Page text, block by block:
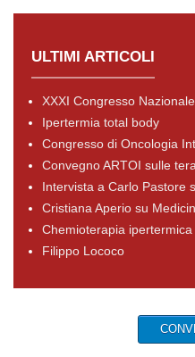
ULTIMI ARTICOLI
XXXI Congresso
Ipertermia total body
Congresso di Oncologia
Convegno ARTOI sulle
Intervista a Carlo Pastore
Cristiana Aperio su
Chemioterapia
Filippo Lococo